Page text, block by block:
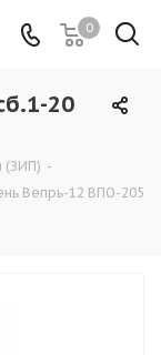
0
20
(ЗИП) -
Вепрь-12 ВПО-205